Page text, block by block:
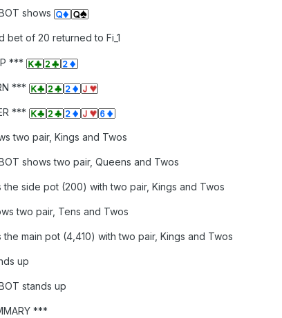
shows
bet of 20 returned to Fi_1
***
***
***
two pair, Kings and Twos
shows two pair, Queens and Twos
the side pot (200) with two pair, Kings and Twos
two pair, Tens and Twos
the main pot (4,410) with two pair, Kings and Twos
up
stands up
***